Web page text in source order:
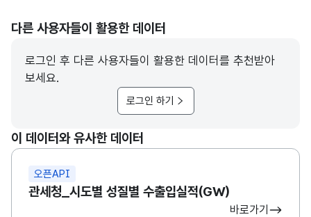
다른 사용자들이 활용한 데이터
로그인 후 다른 사용자들이 활용한 데이터를 추천받아
보세요.
로그인 하기
이 데이터와 유사한 데이터
오픈API
관세청_시도별 성질별 수출입실적(GW)
바로가기